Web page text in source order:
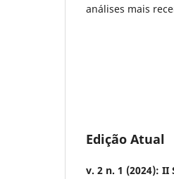
análises mais
Edição Atual
v. 2 n. 1 (2024): II